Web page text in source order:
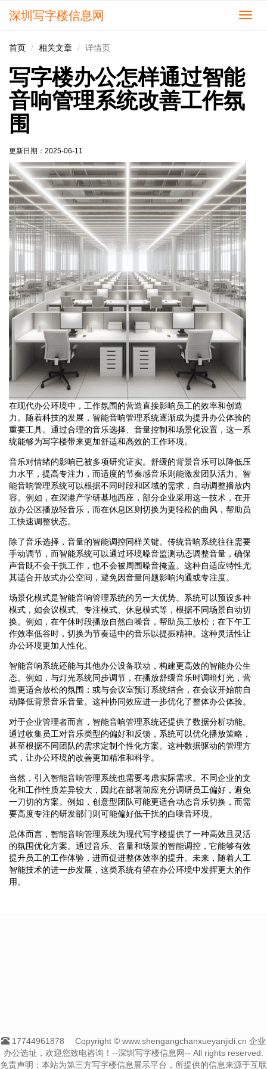
切
深圳写字楼信息网
首页 相关文章 详情页
写字楼办公怎样通过智能
音响管理系统改善工作氛
围
更新日期： 2025-06-11
在现代办公环境中，工作氛围的营造直接影响员工的效率和创造
力。随着科技的发展，智能音响管理系统逐渐成为提升办公体验的
重要工具。通过合理的音乐选择、音量控制和场景化设置，这一系
统能够为写字楼带来更加舒适和高效的工作环境。
音乐对情绪的影响已被多项研究证实。舒缓的背景音乐可以降低压
力水平，提高专注力，而适度的节奏感音乐则能激发团队活力。智
能音响管理系统可以根据不同时段和区域的需求，自动调整播放内
容。例如，在深港产学研基地西座，部分企业采用这一技术，在开
放办公区播放轻音乐，而在休息区则切换为更轻松的曲风，帮助员
工快速调整状态。
除了音乐选择，音量的智能调控同样关键。传统音响系统往往需要
手动调节，而智能系统可以通过环境噪音监测动态调整音量，确保
声音既不会干扰工作，也不会被周围噪音掩盖。这种自适应特性尤
其适合开放式办公空间，避免因音量问题影响沟通或专注度。
场景化模式是智能音响管理系统的另一大优势。系统可以预设多种
模式，如会议模式、专注模式、休息模式等，根据不同场景自动切
换。例如，在午休时段播放自然白噪音，帮助员工放松；在下午工
作效率低谷时，切换为节奏适中的音乐以提振精神。这种灵活性让
办公环境更加人性化。
智能音响系统还能与其他办公设备联动，构建更高效的智能办公生
态。例如，与灯光系统同步调节，在播放舒缓音乐时调暗灯光，营
造更适合放松的氛围；或与会议室预订系统结合，在会议开始前自
动降低背景音乐音量。这种协同效应进一步优化了整体办公体验。
对于企业管理者而言，智能音响管理系统还提供了数据分析功能。
通过收集员工对音乐类型的偏好和反馈，系统可以优化播放策略，
甚至根据不同团队的需求定制个性化方案。这种数据驱动的管理方
式，让办公环境的改善更加精准和科学。
当然，引入智能音响管理系统也需要考虑实际需求。不同企业的文
化和工作性质差异较大，因此在部署前应充分调研员工偏好，避免
一刀切的方案。例如，创意型团队可能更适合动态音乐切换，而需
要高度专注的研发部门则可能偏好低干扰的白噪音环境。
总体而言，智能音响管理系统为现代写字楼提供了一种高效且灵活
的氛围优化方案。通过音乐、音量和场景的智能调控，它能够有效
提升员工的工作体验，进而促进整体效率的提升。未来，随着人工
智能技术的进一步发展，这类系统有望在办公环境中发挥更大的作
用。
17744961878
Copyright © www.shengangchanxueyanjidi.cn 企业
办公选址，欢迎您致电咨询！--深圳写字楼信息网-- All rights reserved.
免责声明：本站为第三方写字楼信息展示平台，所提供的信息来源于互联